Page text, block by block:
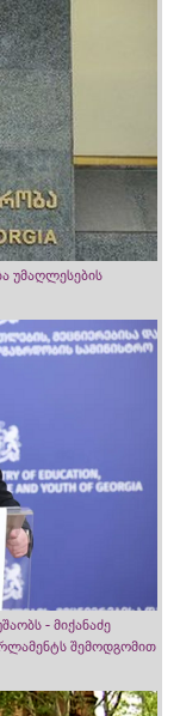
უმაღლესების
- მიქანაძე
შემოდგომით